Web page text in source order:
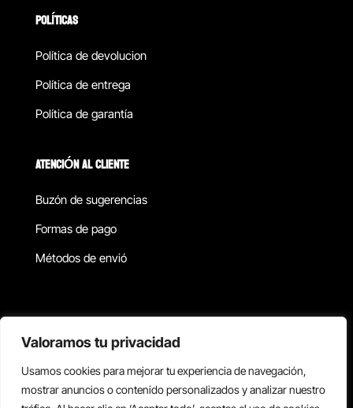
Valoramos tu privacidad
Usamos cookies para mejorar tu experiencia de navegación,
mostrar anuncios o contenido personalizados y analizar nuestro
POLÍTICAS
Política de devolucion
Política de entrega
Política de garantía
ATENCIÓN AL CLIENTE
Buzón de sugerencias
Formas de pago
Métodos de envió
Copyright © 2026 Reisix. Todos los derechos reservados.